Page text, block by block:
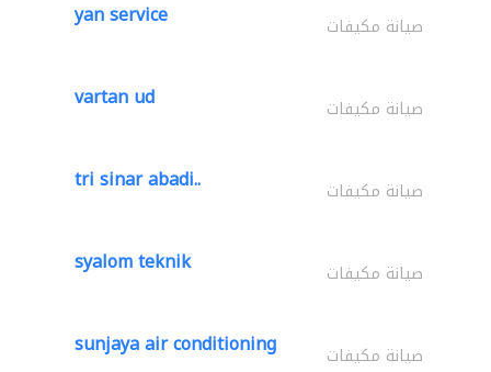
yan service صيانة مكيفات
vartan ud صيانة مكيفات
tri sinar abadi.. صيانة مكيفات
syalom teknik صيانة مكيفات
sunjaya air conditioning صيانة مكيفات